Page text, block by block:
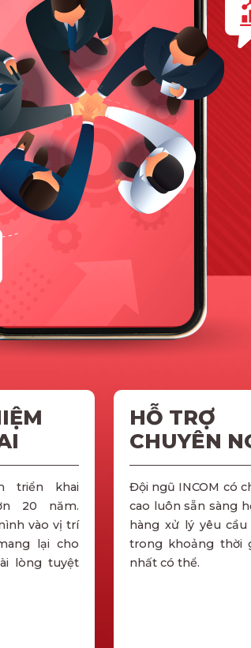
triển khai
20 năm.
vào vị trí
lại cho
lòng tuyệt
HỖ TRỢ
CHUYÊN
Đội ngũ INCOM có
cao luôn sẵn sàng
hàng xử lý yêu
trong khoảng thời
nhất có thể.